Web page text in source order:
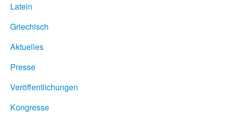
Latein
Griechisch
Aktuelles
Presse
Veröffentlichungen
Kongresse